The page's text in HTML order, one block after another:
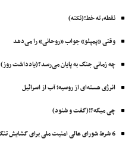
نقطه، ته خط!(نکته)
وقتی «پمپئو» جواب «روحانی» را می‌دهد
چه زمانی جنگ به پایان می‌رسد؟(یادداشت روز)
انرژی هسته‌ای از روسیه؛ آب از اسرائیل
چی میگه؟!(گفت و شنود)
6 شرط شورای عالی امنیت ملی برای گشایش تنگه هرمز شورا کوتاه نمی‌آید